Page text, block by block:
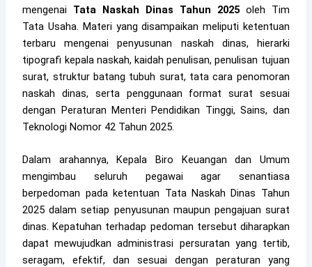
mengenai Tata Naskah Dinas Tahun 2025oleh Tim
Tata Usaha. Materi yang disampaikan meliputi ketentuan
terbaru mengenai penyusunan naskah dinas, hierarki
tipografi kepala naskah, kaidah penulisan, penulisan tujuan
surat, struktur batang tubuh surat, tata cara penomoran
naskah dinas, serta penggunaan format surat sesuai
dengan Peraturan Menteri Pendidikan Tinggi, Sains, dan
Teknologi Nomor 42 Tahun 2025.
Dalam arahannya, Kepala Biro Keuangan dan Umum
mengimbau seluruh pegawai agar senantiasa
berpedoman pada ketentuan Tata Naskah Dinas Tahun
2025 dalam setiap penyusunan maupun pengajuan surat
dinas. Kepatuhan terhadap pedoman tersebut diharapkan
dapat mewujudkan administrasi persuratan yang tertib,
seragam, efektif, dan sesuai dengan peraturan yang